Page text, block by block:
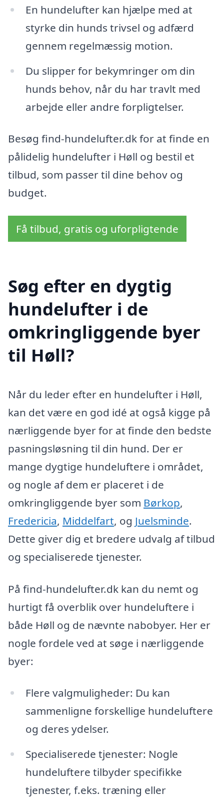
En hundelufter kan hjælpe med at
styrke din hunds trivsel og adfærd
gennem regelmæssig motion.
Du slipper for bekymringer om din
hunds behov, når du har travlt med
arbejde eller andre forpligtelser.
Besøg find-hundelufter.dk for at finde en
pålidelig hundelufter i Høll og bestil et
tilbud, som passer til dine behov og
budget.
Få tilbud, gratis og uforpligtende
Søg efter en dygtig
hundelufter i de
omkringliggende byer
til Høll?
Når du leder efter en hundelufter i Høll,
kan det være en god idé at også kigge på
nærliggende byer for at finde den bedste
pasningsløsning til din hund. Der er
mange dygtige hundeluftere i området,
og nogle af dem er placeret i de
omkringliggende byer som Børkop,
Fredericia, Middelfart, og Juelsminde.
Dette giver dig et bredere udvalg af tilbud
og specialiserede tjenester.
På find-hundelufter.dk kan du nemt og
hurtigt få overblik over hundeluftere i
både Høll og de nævnte nabobyer. Her er
nogle fordele ved at søge i nærliggende
byer:
Flere valgmuligheder: Du kan
sammenligne forskellige hundeluftere
og deres ydelser.
Specialiserede tjenester: Nogle
hundeluftere tilbyder specifikke
tjenester, f.eks. træning eller